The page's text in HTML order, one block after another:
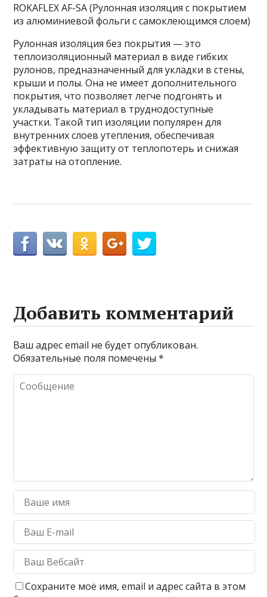
ROKAFLEX AF-SA (Рулонная изоляция с покрытием
из алюминиевой фольги с самоклеющимся слоем)
Рулонная изоляция без покрытия — это
теплоизоляционный материал в виде гибких
рулонов, предназначенный для укладки в стены,
крыши и полы. Она не имеет дополнительного
покрытия, что позволяет легче подгонять и
укладывать материал в труднодоступные
участки. Такой тип изоляции популярен для
внутренних слоев утепления, обеспечивая
эффективную защиту от теплопотерь и снижая
затраты на отопление.
Добавить комментарий
Ваш адрес email не будет опубликован.
Обязательные поля помечены*
Сохраните моё имя, email и адрес сайта в этом